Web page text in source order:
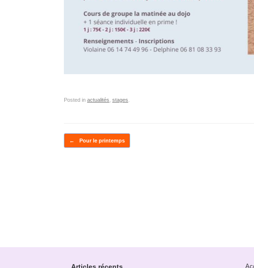
Posted in actualités stages
Post navigation
← Pour le printemps